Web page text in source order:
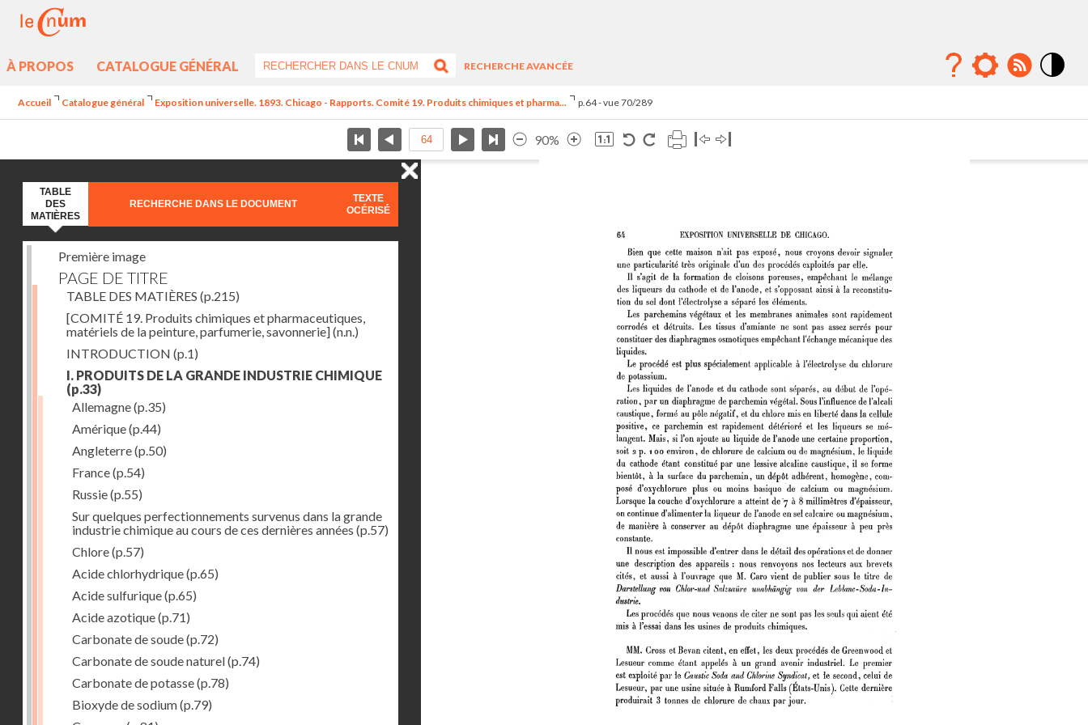
À PROPOS CATALOGUE GÉNÉRAL
RECHERCHE AVANCÉE
Accueil Catalogue général Exposition universelle. 1893. Chicago - Rapports. Comité 19. Produits chimiques et pharma... p.64 - vue 70/289
90%
TABLE
DES
MATIÈRES
RECHERCHE DANS LE DOCUMENT
TEXTE
OCÉRISÉ
Première image
PAGE DE TITRE
TABLE DES MATIÈRES (p.215)
[COMITÉ 19. Produits chimiques et pharmaceutiques,
matériels de la peinture, parfumerie, savonnerie](n.n.)
INTRODUCTION (p.1)
I. PRODUITS DE LA GRANDE INDUSTRIE CHIMIQUE
(p.33)
Allemagne(p.35)
Amérique(p.44)
Angleterre(p.50)
France(p.54)
Russie(p.55)
Sur quelques perfectionnements survenus dans la grande
industrie chimique au cours de ces dernières années (p.57)
Chlore(p.57)
Acide chlorhydrique(p.65)
Acide sulfurique(p.65)
Acide azotique(p.71)
Carbonate de soude(p.72)
Carbonate de soude naturel(p.74)
Carbonate de potasse(p.78)
Bioxyde de sodium(p.79)